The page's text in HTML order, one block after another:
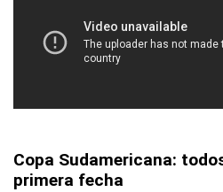
Copa Sudamericana:
primera fecha